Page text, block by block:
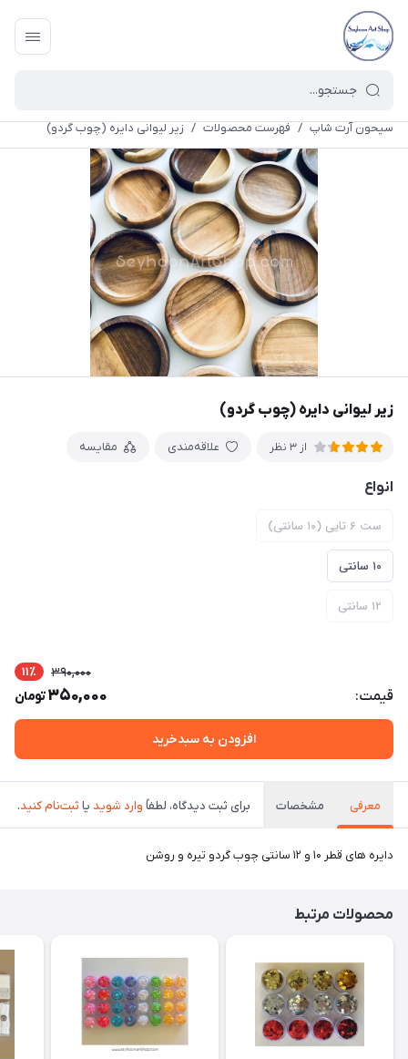
سیحون آرت شاپ / فهرست محصولات / زیر لیوانی دایره (چوب گردو)
زیر لیوانی دایره (چوب گردو)
از 3 نظر علاقه‌مندی مقایسه
انواع
ست ۶ تایی (۱۰ سانتی)
۱۰ سانتی
۱۲ سانتی
قیمت:
390,000 11٪
350,000تومان
افزودن به سبدخرید
معرفی مشخصات برای ثبت دیدگاه، لطفاً وارد شوید یا ثبت‌نام کنید.
دایره های قطر ۱۰ و ۱۲ سانتی چوب گردو تیره و روشن
محصولات مرتبط